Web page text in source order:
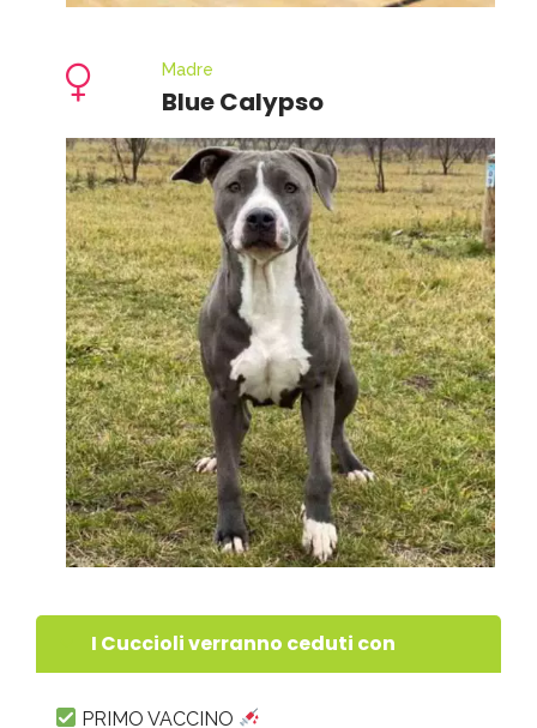
Madre
Blue Calypso
I Cuccioli verranno ceduti con
PRIMO VACCINO